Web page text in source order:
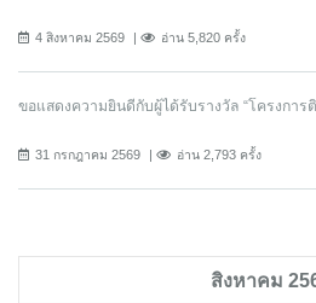
4 สิงหาคม 2569 อ่าน 5,820 ครั้ง
ขอแสดงความยินดีกับผู้ได้รับรางวัล “โครงการ
31 กรกฎาคม 2569 อ่าน 2,793 ครั้ง
สิงหาคม